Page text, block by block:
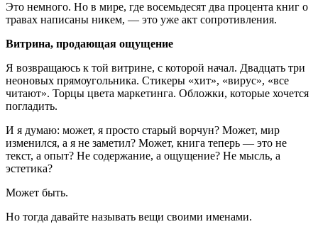
Это немного. Но в мире, где восемьдесят два процента книг о
травах написаны никем, — это уже акт сопротивления.
Витрина, продающая ощущение
Я возвращаюсь к той витрине, с которой начал. Двадцать три
неоновых прямоугольника. Стикеры «хит», «вирус», «все
читают». Торцы цвета маркетинга. Обложки, которые хочется
погладить.
И я думаю: может, я просто старый ворчун? Может, мир
изменился, а я не заметил? Может, книга теперь — это не
текст, а опыт? Не содержание, а ощущение? Не мысль, а
эстетика?
Может быть.
Но тогда давайте называть вещи своими именами.